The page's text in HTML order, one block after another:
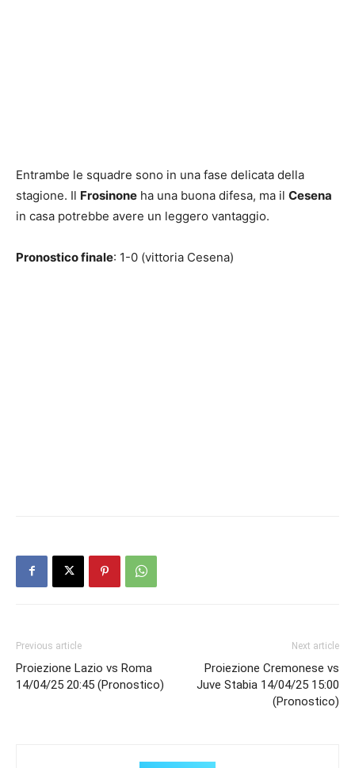
Entrambe le squadre sono in una fase delicata della
stagione. Il Frosinone ha una buona difesa, ma il Cesena
in casa potrebbe avere un leggero vantaggio.
Pronostico finale: 1-0 (vittoria Cesena)
Previous article
Proiezione Lazio vs Roma
14/04/25 20:45 (Pronostico)
Next article
Proiezione Cremonese vs
Juve Stabia 14/04/25 15:00
(Pronostico)